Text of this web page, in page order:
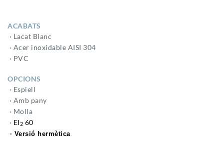
ACABATS
· Lacat Blanc
· Acer inoxidable AISI 304
· PVC
OPCIONS
· Espiell
· Amb pany
· Molla
· EI 2 60
· Versió hermètica